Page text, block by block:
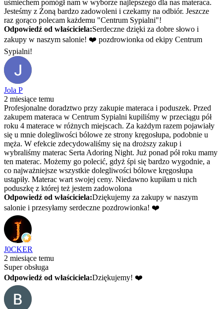
uśmiechem pomógł nam w wyborze najlepszego dla nas materaca.
Jesteśmy z Żoną bardzo zadowoleni i czekamy na odbiór. Jeszcze
raz gorąco polecam każdemu "Centrum Sypialni"!
Odpowiedź od właściciela:Serdeczne dzięki za dobre słowo i
zakupy w naszym salonie! ❤️ pozdrowionka od ekipy Centrum
Sypialni!
Jola P
2 miesiące temu
Profesjonalne doradztwo przy zakupie materaca i poduszek. Przed
zakupem materaca w Centrum Sypialni kupiliśmy w przeciągu pół
roku 4 materace w różnych miejscach. Za każdym razem pojawiały
się u mnie dolegliwości bólowe ze strony kręgosłupa, podobnie u
męża. W efekcie zdecydowaliśmy się na droższy zakup i
wybraliśmy materac Serta Adoring Night. Już ponad pół roku mamy
ten materac. Możemy go polecić, gdyż śpi się bardzo wygodnie, a
co najważniejsze wszystkie dolegliwości bólowe kręgosłupa
ustąpiły. Materac wart swojej ceny. Niedawno kupiłam u nich
poduszkę z której też jestem zadowolona
Odpowiedź od właściciela:Dziękujemy za zakupy w naszym
salonie i przesyłamy serdeczne pozdrowionka! ❤️
J0CKER
2 miesiące temu
Super obsługa
Odpowiedź od właściciela:Dziękujemy! ❤️